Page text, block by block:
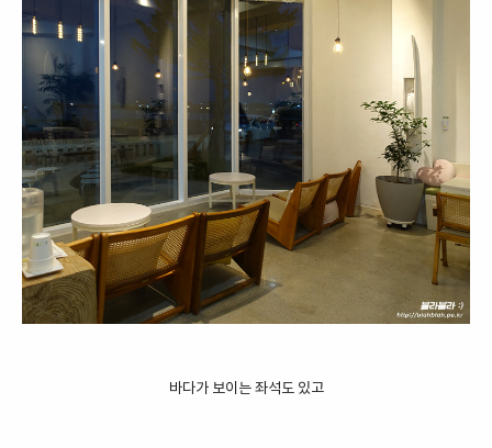
바다가 보이는 좌석도 있고